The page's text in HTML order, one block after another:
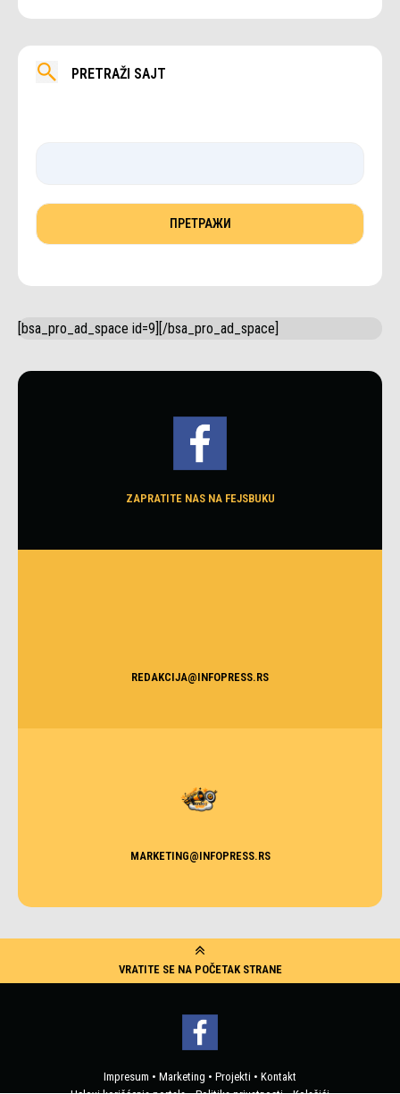
PRETRAŽI SAJT
[bsa_pro_ad_space id=9][/bsa_pro_ad_space]
ZAPRATITE NAS NA FEJSBUKU
REDAKCIJA@INFOPRESS.RS
MARKETING@INFOPRESS.RS
VRATITE SE NA POČETAK STRANE
Impresum • Marketing • Projekti • Kontakt